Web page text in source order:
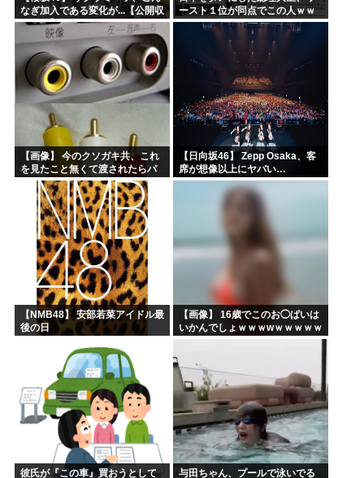
なぎ加入である変化が...【公開収
録レポ】
ースト１位が同点でこの人ｗｗ
ｗｗｗｗ
【画像】 今のクソガキ共、これ
を見たこと無くて渡されたらパ
ニクるらしいｗｗｗｗｗｗｗｗ
ｗｗｗｗｗ
【日向坂46】 Zepp Osaka、客
席が想像以上にヤバい…
【NMB48】 安部若菜アイドル最
後の日
【画像】 16歳でこのお◯ぱいは
いかんでしょｗｗｗwｗｗｗｗｗ
ｗｗｗ❤
彼氏が『この車』買おうとして
与田ちゃん、プールで泳いでる